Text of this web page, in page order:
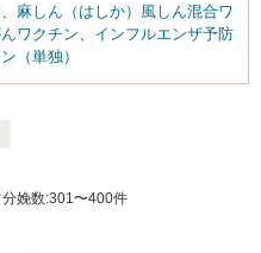
麻しん（はしか）風しん混合ワ
ワクチン
インフルエンザ予防
（単独）
娩数:301〜400件